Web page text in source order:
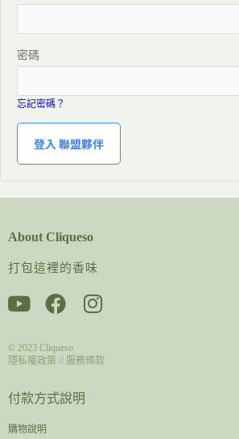
密碼
忘記密碼？
About Cliqueso
打包這裡的香味
© 2023 Cliqueso
隱私權政策 // 服務條款
付款方式說明
購物說明